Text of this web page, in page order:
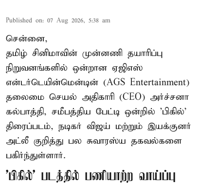
Published on: 07 Aug 2026, 5:38 am
சென்னை,
தமிழ் சினிமாவின் முன்னணி தயாரிப்பு
நிறுவனங்களில் ஒன்றான ஏஜிஎஸ்
என்டர்டெயின்மென்டின் (AGS Entertainment)
தலைமை செயல் அதிகாரி (CEO) அர்ச்சனா
கல்பாத்தி, சமீபத்திய பேட்டி ஒன்றில் 'பிகில்'
திரைப்படம், நடிகர் விஜய் மற்றும் இயக்குனர்
அட்லீ குறித்து பல சுவாரஸ்ய தகவல்களை
பகிர்ந்துள்ளார்.
'பிகில்' படத்தில் பணியாற்ற வாய்ப்பு